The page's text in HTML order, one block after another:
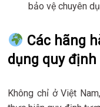
bảo vệ chuyên
Các hãng
dụng quy định
Không chỉ ở Việt